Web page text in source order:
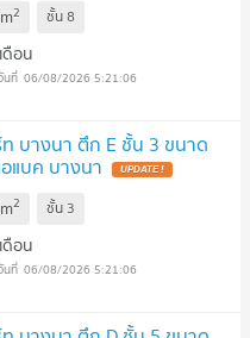
m2 ชั้น8
ดือน
06/08/2026 5:21:06
ท บางนา ตึก E ชั้น 3 ขนาด
แบค บางนา
m2 ชั้น 3
ดือน
06/08/2026 5:21:06